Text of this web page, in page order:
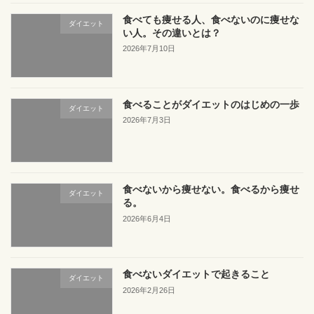
ダイエット
食べても痩せる人、食べないのに痩せな
い人。その違いとは？
2026年7月10日
ダイエット 食べることがダイエットのはじめの一歩
2026年7月3日
ダイエット
食べないから痩せない。食べるから痩せ
る。
2026年6月4日
ダイエット 食べないダイエットで起きること
2026年2月26日